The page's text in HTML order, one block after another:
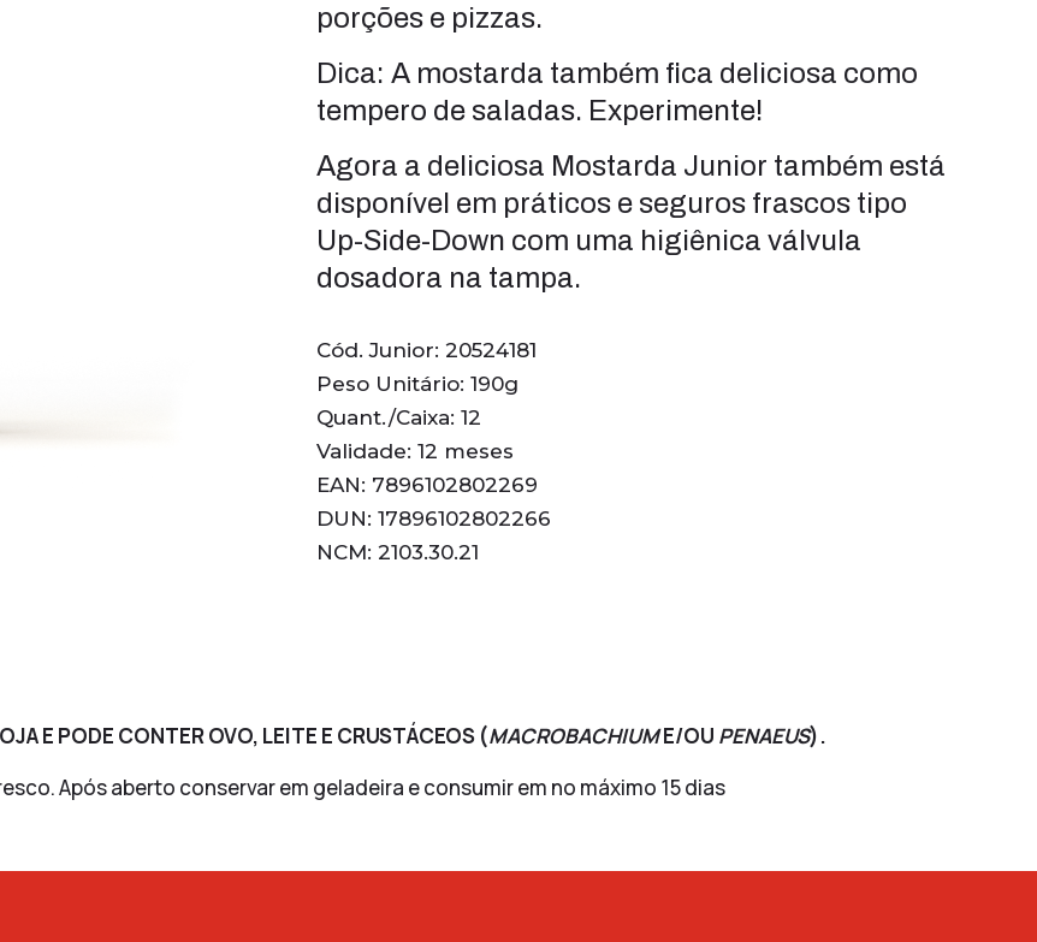
porções e pizzas.
Dica: A mostarda também fica deliciosa como
tempero de saladas. Experimente!
Agora a deliciosa Mostarda Junior também está
disponível em práticos e seguros frascos tipo
Up-Side-Down com uma higiênica válvula
dosadora na tampa.
Cód. Junior: 20524181
Peso Unitário: 190g
Quant./Caixa: 12
Validade: 12 meses
EAN: 7896102802269
DUN: 17896102802266
NCM: 2103.30.21
E PODE CONTER OVO, LEITE E CRUSTÁCEOS (MACROBACHIUME/OU PENAEUS).
Após aberto conservar em geladeira e consumir em no máximo 15 dias